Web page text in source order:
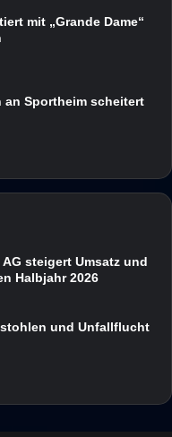
mit „Grande Dame“
an Sportheim scheitert
AG steigert Umsatz und
Halbjahr 2026
und Unfallflucht